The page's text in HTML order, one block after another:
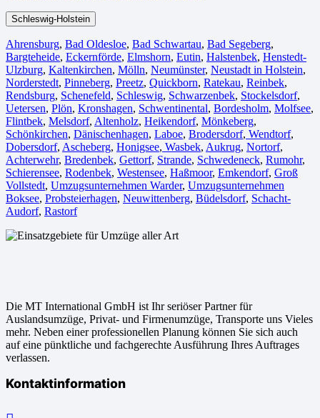
Schleswig-Holstein
Ahrensburg, Bad Oldesloe, Bad Schwartau, Bad Segeberg,
Bargteheide, Eckernförde, Elmshorn, Eutin, Halstenbek, Henstedt-
Ulzburg, Kaltenkirchen, Mölln, Neumünster, Neustadt in Holstein,
Norderstedt, Pinneberg, Preetz, Quickborn, Ratekau, Reinbek,
Rendsburg, Schenefeld, Schleswig, Schwarzenbek, Stockelsdorf,
Uetersen, Plön, Kronshagen, Schwentinental, Bordesholm, Molfsee,
Flintbek, Melsdorf, Altenholz, Heikendorf, Mönkeberg,
Schönkirchen, Dänischenhagen, Laboe, Brodersdorf, Wendtorf,
Dobersdorf, Ascheberg, Honigsee, Wasbek, Aukrug, Nortorf,
Achterwehr, Bredenbek, Gettorf, Strande, Schwedeneck, Rumohr,
Schierensee, Rodenbek, Westensee, Haßmoor, Emkendorf, Groß
Vollstedt, Umzugsunternehmen Warder, Umzugsunternehmen
Boksee, Probsteierhagen, Neuwittenberg, Büdelsdorf, Schacht-
Audorf, Rastorf
Die MT International GmbH ist Ihr seriöser Partner für
Auslandsumzüge, Privat- und Firmenumzüge, Transporte uns Vieles
mehr. Neben einer professionellen Planung können Sie sich auch
auf eine pünktliche und fachgerechte Ausführung Ihres Auftrages
verlassen.
Kontaktinformation